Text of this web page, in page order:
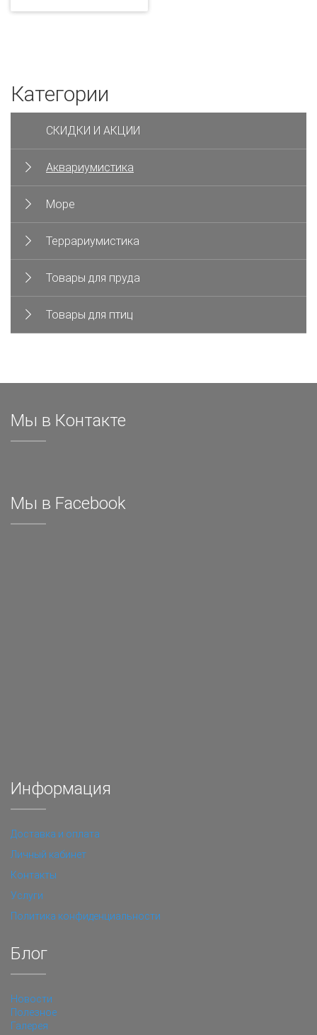
Категории
СКИДКИ И АКЦИИ
Аквариумистика
Море
Террариумистика
Товары для пруда
Товары для птиц
Мы в Контакте
Мы в Facebook
Информация
Доставка и оплата
Личный кабинет
Контакты
Услуги
Политика конфиденциальности
Блог
Новости
Полезное
Галерея